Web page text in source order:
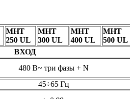
MHT
250 UL
MHT
300 UL
MHT
400 UL
MHT
500 UL
ВХОД
480 В~ три фазы + N
45÷65 Гц